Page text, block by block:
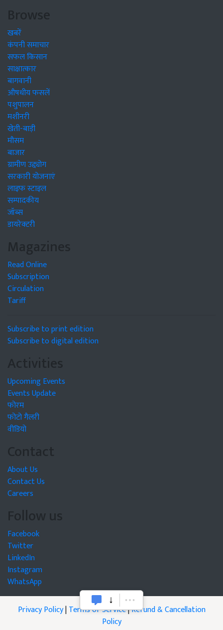
Browse
खबरें
कंपनी समाचार
सफल किसान
साक्षात्कार
बागवानी
औषधीय फसलें
पशुपालन
मशीनरी
खेती-बाड़ी
मौसम
बाजार
ग्रामीण उद्द्योग
सरकारी योजनाएं
लाइफ स्टाइल
सम्पादकीय
जॉब्स
डायरेक्टरी
Magazines
Read Online
Subscription
Circulation
Tariff
Subscribe to print edition
Subscribe to digital edition
Activities
Upcoming Events
Events Update
फोरम
फोटो गैलरी
वीडियो
Contact
About Us
Contact Us
Careers
Follow us
Facebook
Twitter
LinkedIn
Instagram
WhatsApp
Privacy Policy|Terms of Service|Refund & Cancellation
Policy